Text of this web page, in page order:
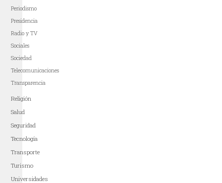
Periodismo
Presidencia
Radio y TV
Sociales
Sociedad
Telecomunicaciones
Transparencia
Religión
Salud
Seguridad
Tecnología
Transporte
Turismo
Universidades